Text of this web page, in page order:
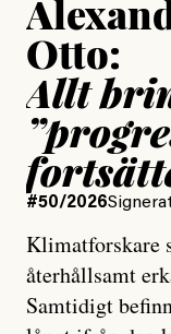
Otto:
Allt
#50/2026
Klimatforskare
återhållsamt
Samtidigt